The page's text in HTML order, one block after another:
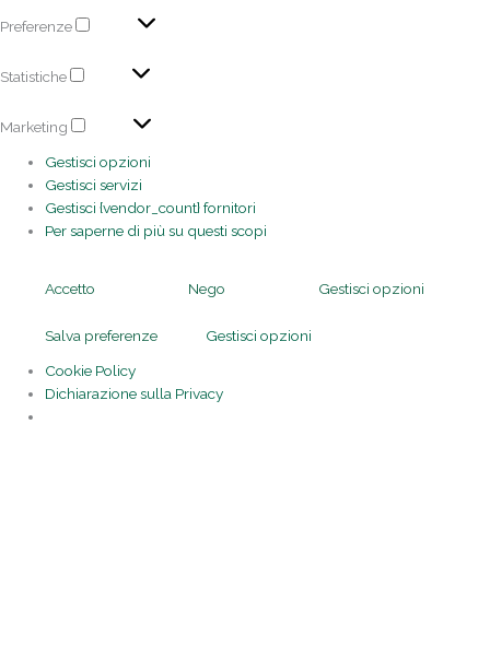
Preferenze
Statistiche
Marketing
Gestisci opzioni
Gestisci servizi
Gestisci {vendor_count} fornitori
Per saperne di più su questi scopi
Accetto Nego Gestisci opzioni
Salva preferenze
Gestisci opzioni
Cookie Policy
Dichiarazione sulla Privacy